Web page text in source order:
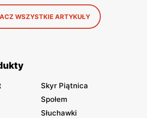
WSZYSTKIE ARTYKUŁY
Skyr Piątnica
Społem
Słuchawki